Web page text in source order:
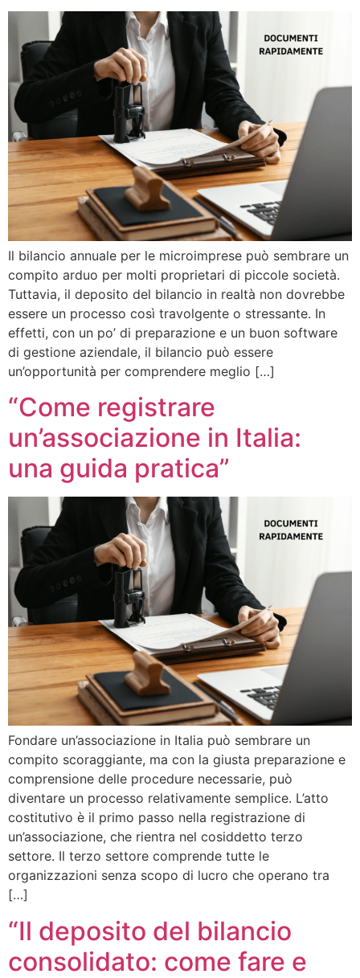
Il bilancio annuale per le microimprese può sembrare un
compito arduo per molti proprietari di piccole società.
Tuttavia, il deposito del bilancio in realtà non dovrebbe
essere un processo così travolgente o stressante. In
effetti, con un po’ di preparazione e un buon software
di gestione aziendale, il bilancio può essere
un’opportunità per comprendere meglio […]
“Come registrare
un’associazione in Italia:
una guida pratica”
Fondare un’associazione in Italia può sembrare un
compito scoraggiante, ma con la giusta preparazione e
comprensione delle procedure necessarie, può
diventare un processo relativamente semplice. L’atto
costitutivo è il primo passo nella registrazione di
un’associazione, che rientra nel cosiddetto terzo
settore. Il terzo settore comprende tutte le
organizzazioni senza scopo di lucro che operano tra
[…]
“Il deposito del bilancio
consolidato: come fare e